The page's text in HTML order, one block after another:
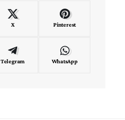
X Pinterest
Telegram WhatsApp